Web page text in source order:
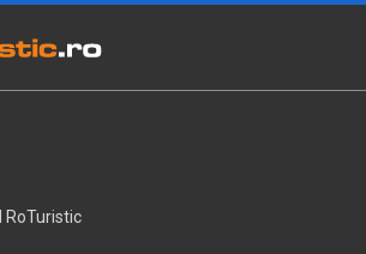
RoTuristic